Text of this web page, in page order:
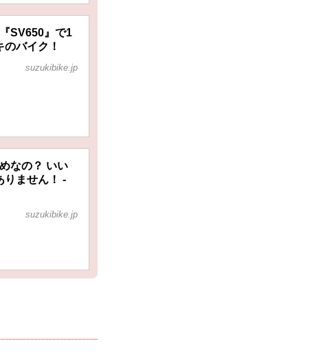
SV650』で1
バイク！
suzukibike.jp
なの？ いい
りません！ -
suzukibike.jp